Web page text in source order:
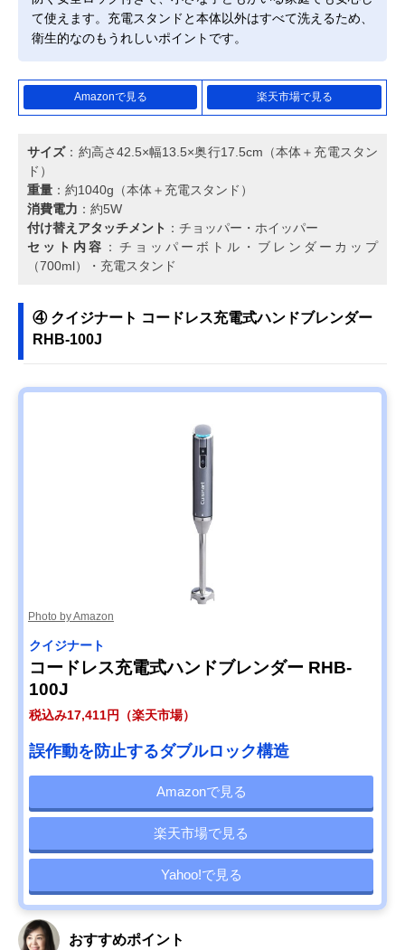
て使えます。充電スタンドと本体以外はすべて洗えるため、
衛生的なのもうれしいポイントです。
Amazonで見る 楽天市場で見る
サイズ：約高さ42.5×幅13.5×奥行17.5cm（本体＋充電スタン
ド）
重量 ：約1040g（本体＋充電スタンド）
消費電力 ：約5W
付け替えアタッチメント ：チョッパー・ホイッパー
セット内容 ：チョッパーボトル・ブレンダーカップ
（700ml）・充電スタンド
④ クイジナート コードレス充電式ハンドブレンダー
RHB-100J
Photo by Amazon
クイジナート
コードレス充電式ハンドブレンダー RHB-
100J
税込み17,411円（楽天市場）
誤作動を防止するダブルロック構造
Amazonで見る
楽天市場で見る
Yahoo!で見る
おすすめポイント